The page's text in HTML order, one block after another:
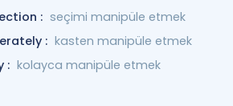
: seçimi manipüle etmek
: kasten manipüle etmek
: kolayca manipüle etmek